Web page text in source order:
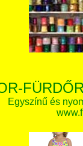
Egyszínű és